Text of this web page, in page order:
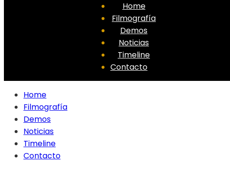
Home
Filmografía
Demos
Noticias
Timeline
Contacto
Home
Filmografía
Demos
Noticias
Timeline
Contacto